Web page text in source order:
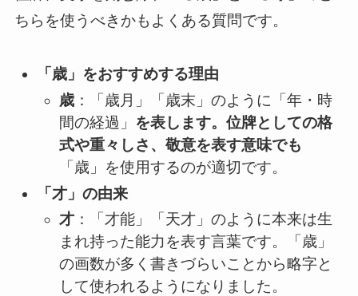
ちらを使うべきかもよくある質問です。
「歳」をおすすめする理由
歳 ：「歳月」「歳末」のように「年・時
間の経過」 を表します。位牌としての格
式や重々しさ、敬意を表す意味でも
「歳」を使用するのが適切です。
「才」の由来
才 ：「才能」「天才」のように本来は生
まれ持った能力を表す言葉です。「歳」
の画数が多く書きづらいことから略字と
して使われるようになりました。